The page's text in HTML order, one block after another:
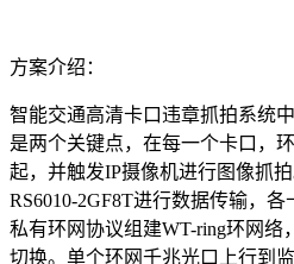
方案介绍：
智能交通高清卡口违章抓拍系统
是两个关键点，在每一个卡口，
起，并触发IP摄像机进行图像抓
RS6010-2GF8T进行数据传输，各
私有环网协议组建WT-ring环网络
切换。单个环网千兆光口上行到